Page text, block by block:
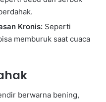
Kronis: Seperti
memburuk saat cuaca
berwarna bening,